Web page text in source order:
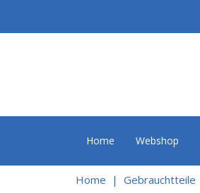
Home Webshop
Home Gebrauchtteile